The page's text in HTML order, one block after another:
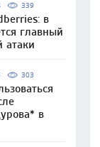
339
в
главный
атаки
303
в